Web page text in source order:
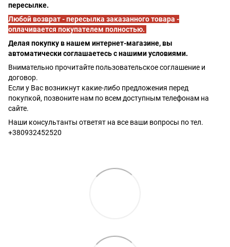
пересылке.
Любой возврат - пересылка заказанного товара -
оплачивается покупателем полностью.
Делая покупку в нашем интернет-магазине, вы
автоматически соглашаетесь с нашими условиями.
Внимательно прочитайте пользовательское соглашение и
договор.
Если у Вас возникнут какие-либо предложения перед
покупкой, позвоните нам по всем доступным телефонам на
сайте.
Наши консультанты ответят на все ваши вопросы по тел.
+380932452520